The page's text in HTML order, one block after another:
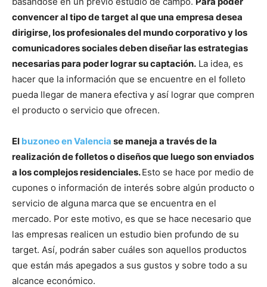
convencer al tipo de target al que una empresa desea
dirigirse, los profesionales del mundo corporativo y los
comunicadores sociales deben diseñar las estrategias
necesarias para poder lograr su captación. La idea, es
hacer que la información que se encuentre en el folleto
pueda llegar de manera efectiva y así lograr que compren
el producto o servicio que ofrecen.
El buzoneo en Valencia se maneja a través de la
realización de folletos o diseños que luego son enviados
a los complejos residenciales.Esto se hace por medio de
cupones o información de interés sobre algún producto o
servicio de alguna marca que se encuentra en el
mercado. Por este motivo, es que se hace necesario que
las empresas realicen un estudio bien profundo de su
target. Así, podrán saber cuáles son aquellos productos
que están más apegados a sus gustos y sobre todo a su
alcance económico.